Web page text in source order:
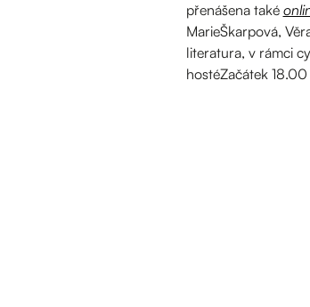
přenášena také
MarieŠkarpová,
literatura, v rámci
hostéZačátek 18.00